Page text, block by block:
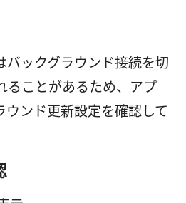
バックグラウンド接続を切
ることがあるため、アプ
ウンド更新設定を確認して